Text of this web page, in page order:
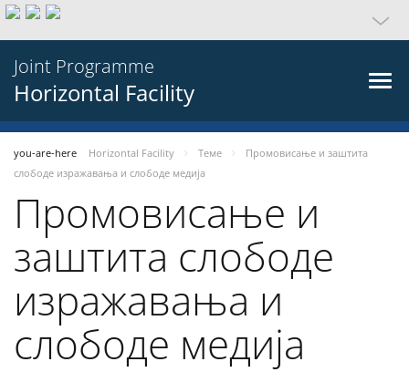
Joint Programme
Horizontal Facility
you-are-here Horizontal Facility Теме
Промовисање и заштита
слободе изражавања и слободе медија
Промовисање и
заштита слободе
изражавања и
слободе медија